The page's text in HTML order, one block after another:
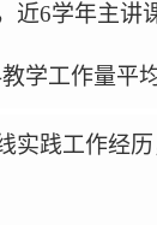
近6学年主讲
学工作量平
实践工作经